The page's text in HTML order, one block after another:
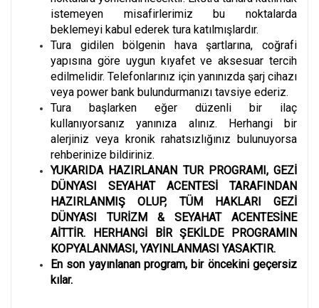
istemeyen misafirlerimiz bu noktalarda
beklemeyi kabul ederek tura katılmışlardır.
Tura gidilen bölgenin hava şartlarına, coğrafi
yapısına göre uygun kıyafet ve aksesuar tercih
edilmelidir. Telefonlarınız için yanınızda şarj cihazı
veya power bank bulundurmanızı tavsiye ederiz.
Tura başlarken eğer düzenli bir ilaç
kullanıyorsanız yanınıza alınız. Herhangi bir
alerjiniz veya kronik rahatsızlığınız bulunuyorsa
rehberinize bildiriniz.
YUKARIDA HAZIRLANAN TUR PROGRAMI, GEZİ
DÜNYASI SEYAHAT ACENTESİ TARAFINDAN
HAZIRLANMIŞ OLUP, TÜM HAKLARI GEZİ
DÜNYASI TURİZM & SEYAHAT ACENTESİNE
AİTTİR. HERHANGİ BİR ŞEKİLDE PROGRAMIN
KOPYALANMASI, YAYINLANMASI YASAKTIR.
En son yayınlanan program, bir öncekini geçersiz
kılar.